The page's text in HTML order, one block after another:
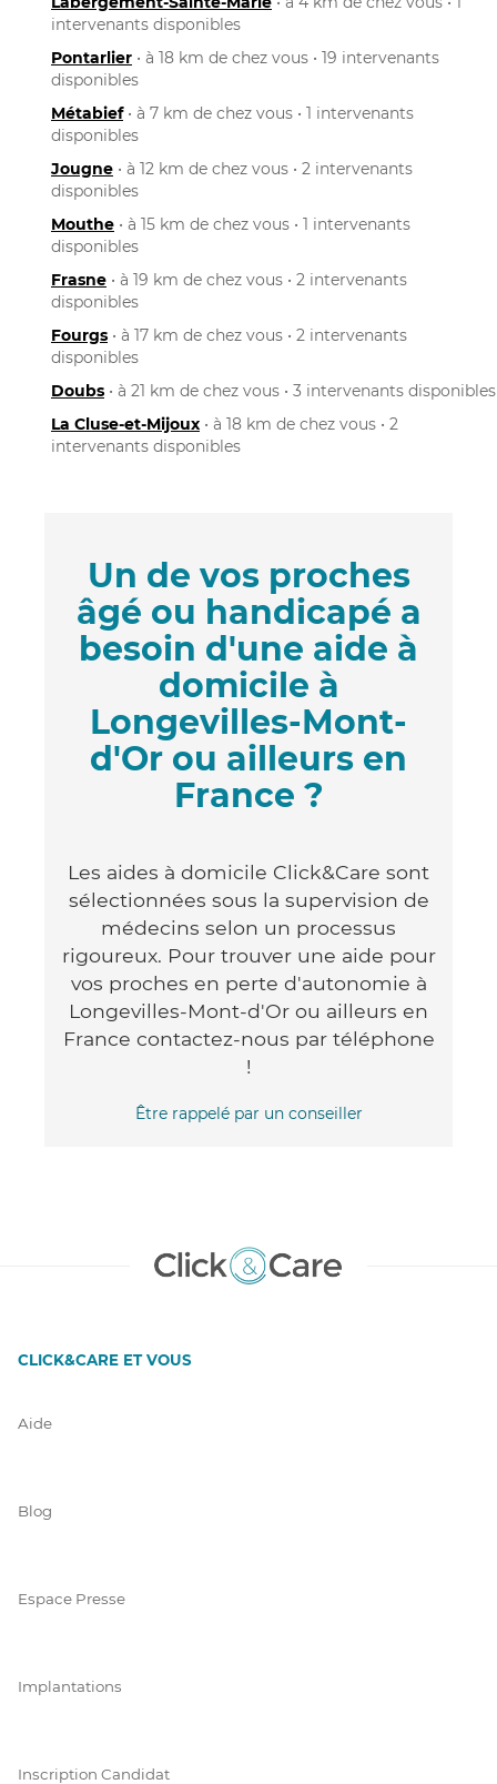
intervenants disponibles
Pontarlier • à 18 km de chez vous • 19 intervenants
disponibles
Métabief• à 7 km de chez vous • 1 intervenants
disponibles
Jougne • à 12 km de chez vous • 2 intervenants
disponibles
Mouthe • à 15 km de chez vous • 1 intervenants
disponibles
Frasne • à 19 km de chez vous • 2 intervenants
disponibles
Fourgs • à 17 km de chez vous • 2 intervenants
disponibles
Doubs • à 21 km de chez vous • 3 intervenants disponibles
La Cluse-et-Mijoux • à 18 km de chez vous • 2
intervenants disponibles
Un de vos proches
âgé ou handicapé a
besoin d'une aide à
domicile à
Longevilles-Mont-
d'Or ou ailleurs en
France ?
Les aides à domicile Click&Care sont
sélectionnées sous la supervision de
médecins selon un processus
rigoureux. Pour trouver une aide pour
vos proches en perte d'autonomie à
Longevilles-Mont-d'Or ou ailleurs en
France contactez-nous par téléphone
!
Être rappelé par un conseiller
CLICK&CARE ET VOUS
Aide
Blog
Espace Presse
Implantations
Inscription Candidat